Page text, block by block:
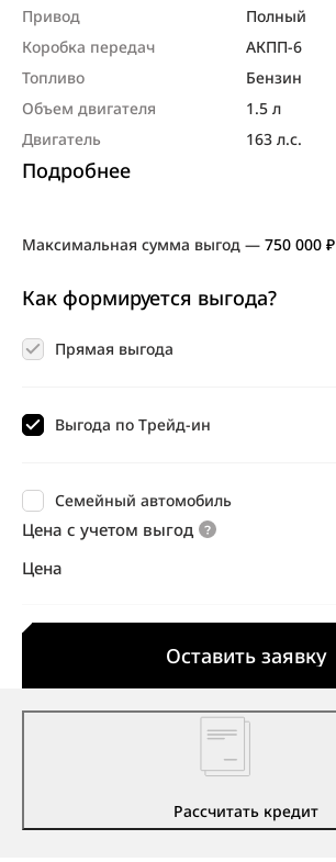
Привод
Полный
Коробка передач
АКПП-6
Топливо
Бензин
Объем двигателя
1.5 л
Двигатель
163 л.с.
Подробнее
Максимальная сумма выгод — 750 000 ₽
Как формируется выгода?
Прямая выгода
Выгода по Трейд-ин
Семейный автомобиль
Цена с учетом выгод
Цена
Оставить заявку
Рассчитать кредит